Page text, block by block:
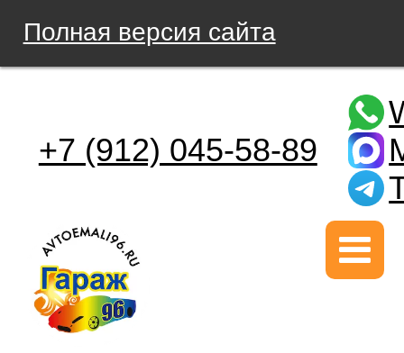
Полная версия сайта
+7 (912) 045-58-89